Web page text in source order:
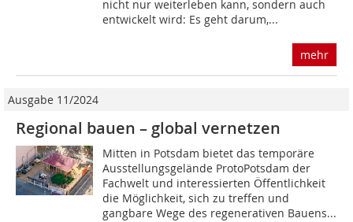
nicht nur weiterleben kann, sondern auch
entwickelt wird: Es geht darum,...
mehr
Ausgabe 11/2024
Regional bauen – global vernetzen
Mitten in Potsdam bietet das temporäre
Ausstellungsgelände ProtoPotsdam der
Fachwelt und interessierten Öffentlichkeit
die Möglichkeit, sich zu treffen und
gangbare Wege des regenerativen Bauens...